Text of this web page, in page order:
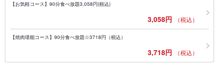
【お気軽コース】90分食べ放題3,058円(税込)
3,058円 （税込）
【焼肉堪能コース】90分食べ放題☆3718円（税込）
3,718円 （税込）